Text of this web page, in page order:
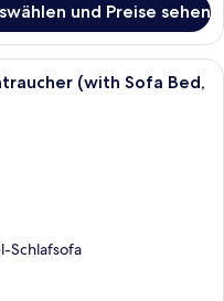
und Preise sehen
Bettwaren,
(with Sofa Bed,
Schlafsofa